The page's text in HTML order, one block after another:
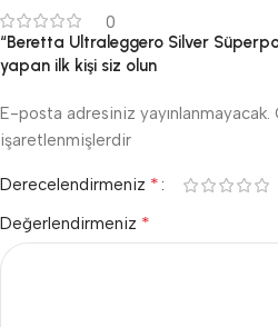
0
“Beretta Ultraleggero Silver
yapan ilk kişi siz olun
E-posta adresiniz yayınlanmayacak.
işaretlenmişlerdir
Derecelendirmeniz *
Değerlendirmeniz *